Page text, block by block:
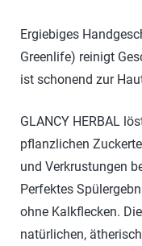
Ergiebiges
Greenlife) reinigt
ist schonend zur
GLANCY HERBAL
pflanzlichen
und Verkrustungen
Perfektes
ohne Kalkflecken.
natürlichen,